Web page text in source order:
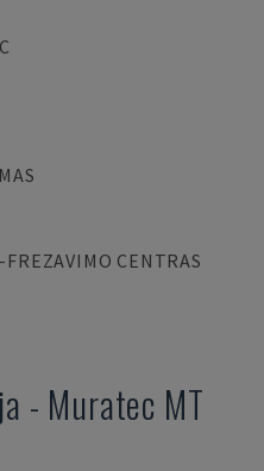
CENTRAS
- Muratec MT